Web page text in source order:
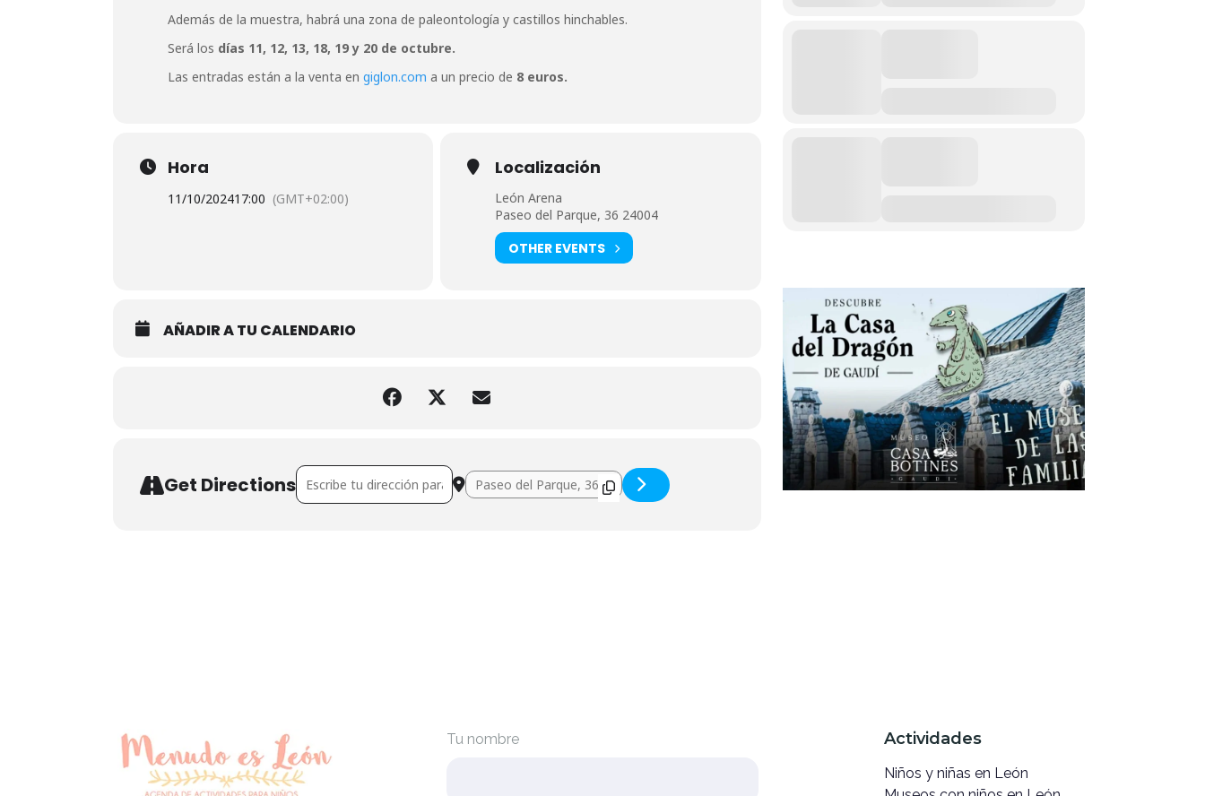
Además de la muestra, habrá una zona de paleontología y castillos hinchables.
Será los días 11, 12, 13, 18, 19 y 20 de octubre.
Las entradas están a la venta en giglon.com a un precio de 8 euros.
Hora
11/10/202417:00 (GMT+02:00)
Localización
León Arena
Paseo del Parque, 36 24004
OTHER EVENTS
AÑADIR A TU CALENDARIO
Get DirectionsAddress - Jurassic Experience []Destination Address - Jurassic Experience []
Tu nombre Actividades
Niños y niñas en León